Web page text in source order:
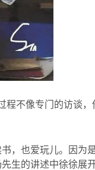
程不像专门的访谈，
，也爱玩儿。因为
先生的讲述中徐徐